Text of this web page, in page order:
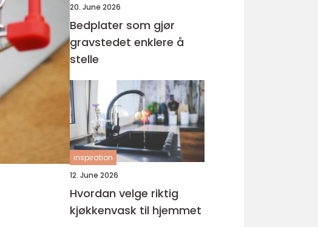
20. June 2026
Bedplater som gjør
gravstedet enklere å
stelle
inspiration
12. June 2026
Hvordan velge riktig
kjøkkenvask til hjemmet